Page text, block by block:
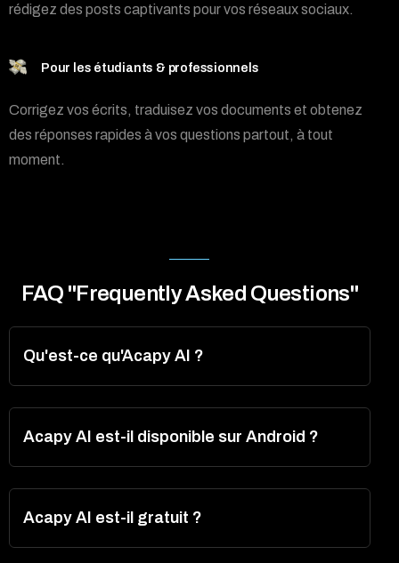
rédigez des posts captivants pour vos réseaux sociaux.
Pour les étudiants & professionnels
Corrigez vos écrits, traduisez vos documents et obtenez
des réponses rapides à vos questions partout, à tout
moment.
FAQ "Frequently Asked Questions"
Qu'est-ce qu'Acapy AI ?
Acapy AI est-il disponible sur Android ?
Acapy AI est-il gratuit ?